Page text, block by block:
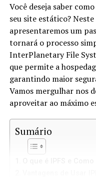
Você deseja saber
seu site estático? Neste
apresentaremos um
tornará o processo
InterPlanetary File
que permite a
garantindo maior
Vamos mergulhar nos
aproveitar ao máximo
Sumário